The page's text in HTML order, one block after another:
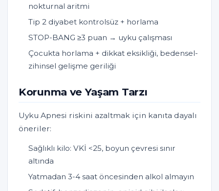
nokturnal aritmi
Tip 2 diyabet kontrolsüz + horlama
STOP-BANG ≥3 puan → uyku çalışması
Çocukta horlama + dikkat eksikliği, bedensel-
zihinsel gelişme geriliği
Korunma ve Yaşam Tarzı
Uyku Apnesi riskini azaltmak için kanıta dayalı
öneriler:
Sağlıklı kilo: VKİ <25, boyun çevresi sınır
altında
Yatmadan 3-4 saat öncesinden alkol almayın